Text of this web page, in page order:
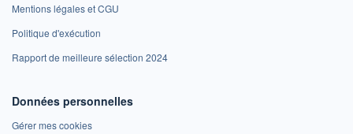
Mentions légales et CGU
Politique d'exécution
Rapport de meilleure sélection 2024
Données personnelles
Gérer mes cookies